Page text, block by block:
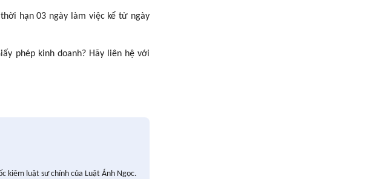
hạn 03 ngày làm việc kể từ ngày
phép kinh doanh? Hãy liên hệ với
kiêm luật sư chính của Luật Ánh Ngọc.